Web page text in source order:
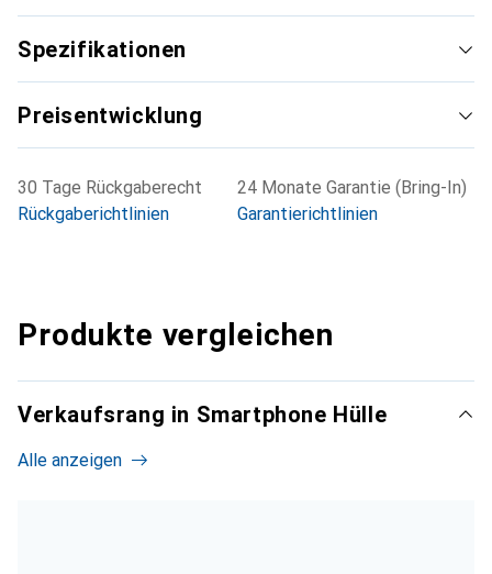
die Marke Noreve eine sichere Wahl für eine
anspruchsvolle Kundschaft.
Spezifikationen
Preisentwicklung
30 Tage Rückgaberecht
Rückgaberichtlinien
24 Monate Garantie (Bring-In)
Garantierichtlinien
Produkte vergleichen
Verkaufsrang in Smartphone Hülle
Alle anzeigen